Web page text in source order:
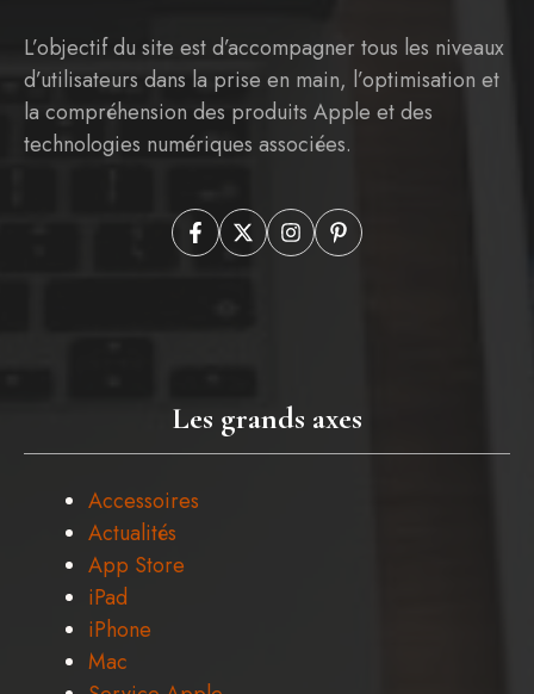
L’objectif du site est d’accompagner tous les niveaux
d’utilisateurs dans la prise en main, l’optimisation et
la compréhension des produits Apple et des
technologies numériques associées.
Les grands axes
Accessoires
Actualités
App Store
iPad
iPhone
Mac